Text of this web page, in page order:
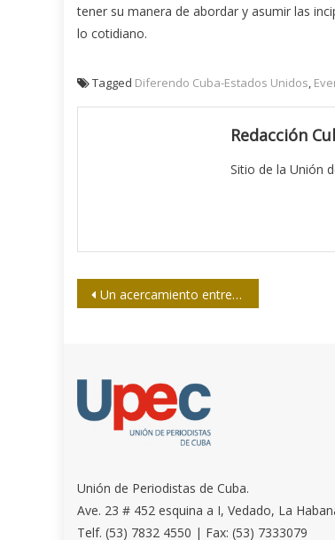
tener su manera de abordar y asumir las
lo cotidiano.
Tagged Diferendo Cuba-Estados Unidos,
Redacción
Sitio de la Unión
Navegación
Un acercamiento entre periodistas cubanos y nicaragüenses
Unión de Periodistas de Cuba.
Ave. 23 # 452 esquina a I, Vedado, La
Telf. (53) 7832 4550 | Fax: (53) 7333079